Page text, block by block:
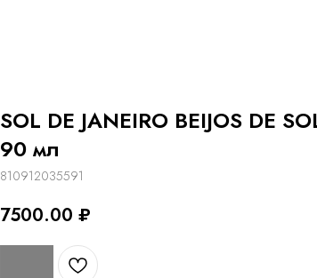
SOL DE JANEIRO BEIJOS DE
90 мл
810912035591
7500.00 ₽